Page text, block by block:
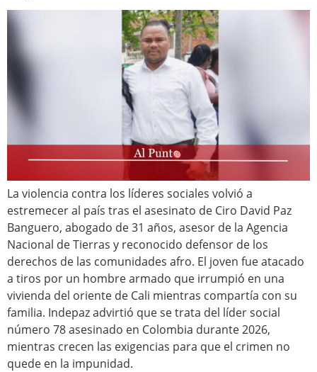
La violencia contra los líderes sociales volvió a
estremecer al país tras el asesinato de Ciro David Paz
Banguero, abogado de 31 años, asesor de la Agencia
Nacional de Tierras y reconocido defensor de los
derechos de las comunidades afro. El joven fue atacado
a tiros por un hombre armado que irrumpió en una
vivienda del oriente de Cali mientras compartía con su
familia. Indepaz advirtió que se trata del líder social
número 78 asesinado en Colombia durante 2026,
mientras crecen las exigencias para que el crimen no
quede en la impunidad.